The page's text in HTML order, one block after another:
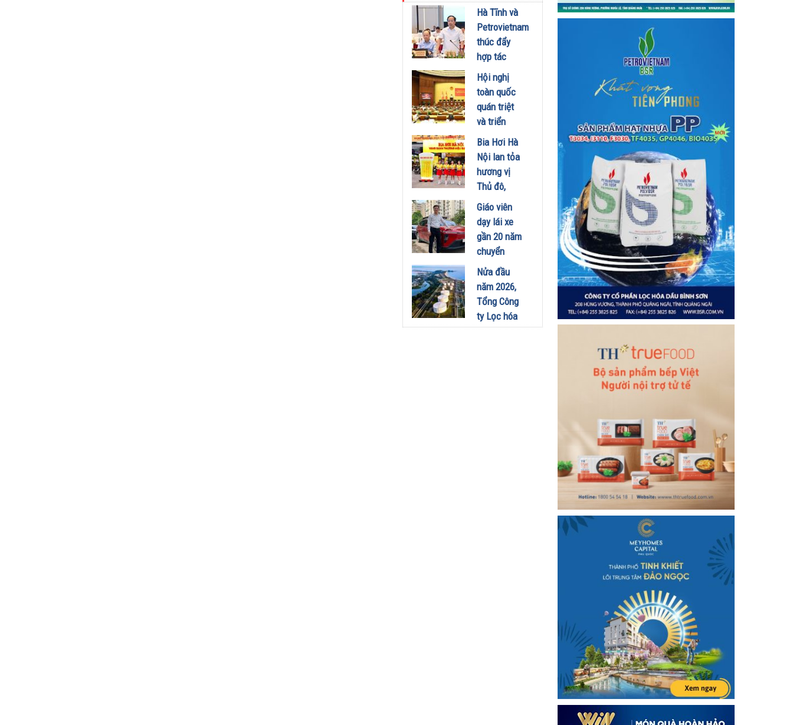
kinh doanh
xăng dầu
29/07/2026
Hà Tĩnh và
Petrovietnam
thúc đẩy
hợp tác
phát triển
trung tâm
công
nghiệp -
sinh thái
tại Vũng
Áng
29/07/2026
Hội nghị
toàn quốc
quán triệt
và triển
khai thực
hiện Nghị
quyết Hội
nghị Trung
29/07/2026
Bia Hơi Hà
Nội lan tỏa
hương vị
Thủ đô,
khuấy động
mùa hè tại
TP. Hồ Chí
Minh
Giáo viên
dạy lái xe
gần 20 năm
chuyển
sang dùng
Limo
Green: Tôi
đã hiểu vì
sao xe điện
Nửa đầu
năm 2026,
Tổng Công
ty Lọc hóa
dầu Việt